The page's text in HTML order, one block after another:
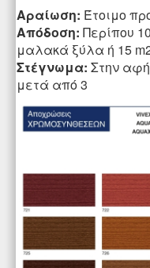
Αραίωση: Έτοιμο
Απόδοση: Περίπου
μαλακά ξύλα ή 15
Στέγνωμα: Στην
μετά από 3